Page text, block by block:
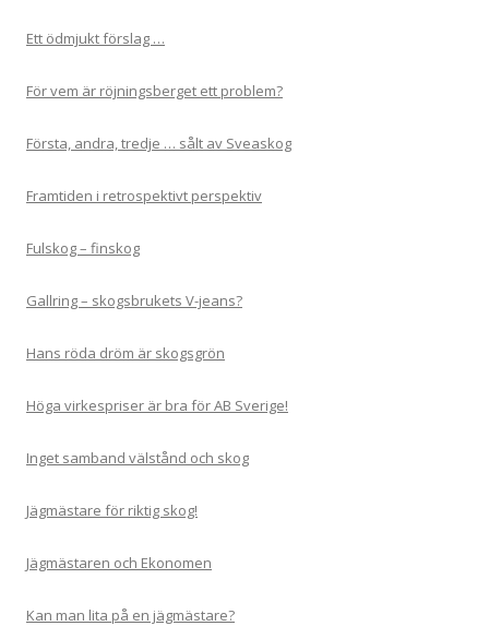
Ett ödmjukt förslag …
För vem är röjningsberget ett problem?
Första, andra, tredje … sålt av Sveaskog
Framtiden i retrospektivt perspektiv
Fulskog – finskog
Gallring – skogsbrukets V-jeans?
Hans röda dröm är skogsgrön
Höga virkespriser är bra för AB Sverige!
Inget samband välstånd och skog
Jägmästare för riktig skog!
Jägmästaren och Ekonomen
Kan man lita på en jägmästare?